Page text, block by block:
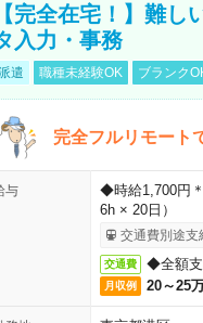
【完全在宅！】難
入力・事務
遣 職種未経験OK ブランク
完全フルリモート
与
◆時給1,700円
6h × 20日）
交通費別途支
交通費 ◆全額支
月収例 20～25